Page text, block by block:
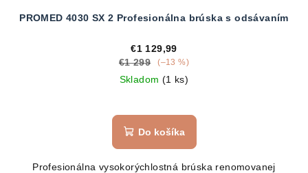
PROMED 4030 SX 2 Profesionálna brúska s odsávaním
€1 129,99
€1 299
(–13 %)
Skladom (1 ks)
Do košíka
Profesionálna vysokorýchlostná brúska renomovanej